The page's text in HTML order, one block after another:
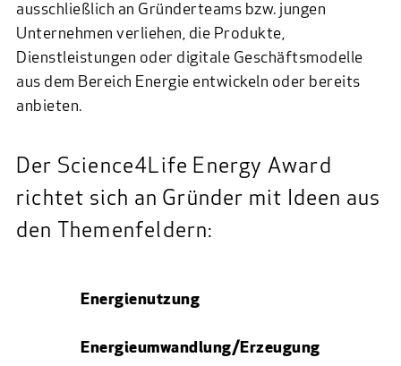
ausschließlich an Gründerteams bzw. jungen
Unternehmen verliehen, die Produkte,
Dienstleistungen oder digitale Geschäftsmodelle
aus dem Bereich Energie entwickeln oder bereits
anbieten.
Der Science4Life Energy Award
richtet sich an Gründer mit Ideen aus
den Themenfeldern:
Energienutzung
Energieumwandlung/Erzeugung